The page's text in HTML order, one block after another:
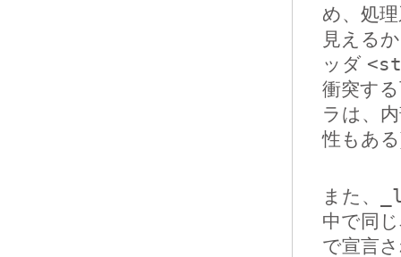
め、処
見える
ッダ
衝突す
ラは、
性もあ
また、
中で同
で宣言